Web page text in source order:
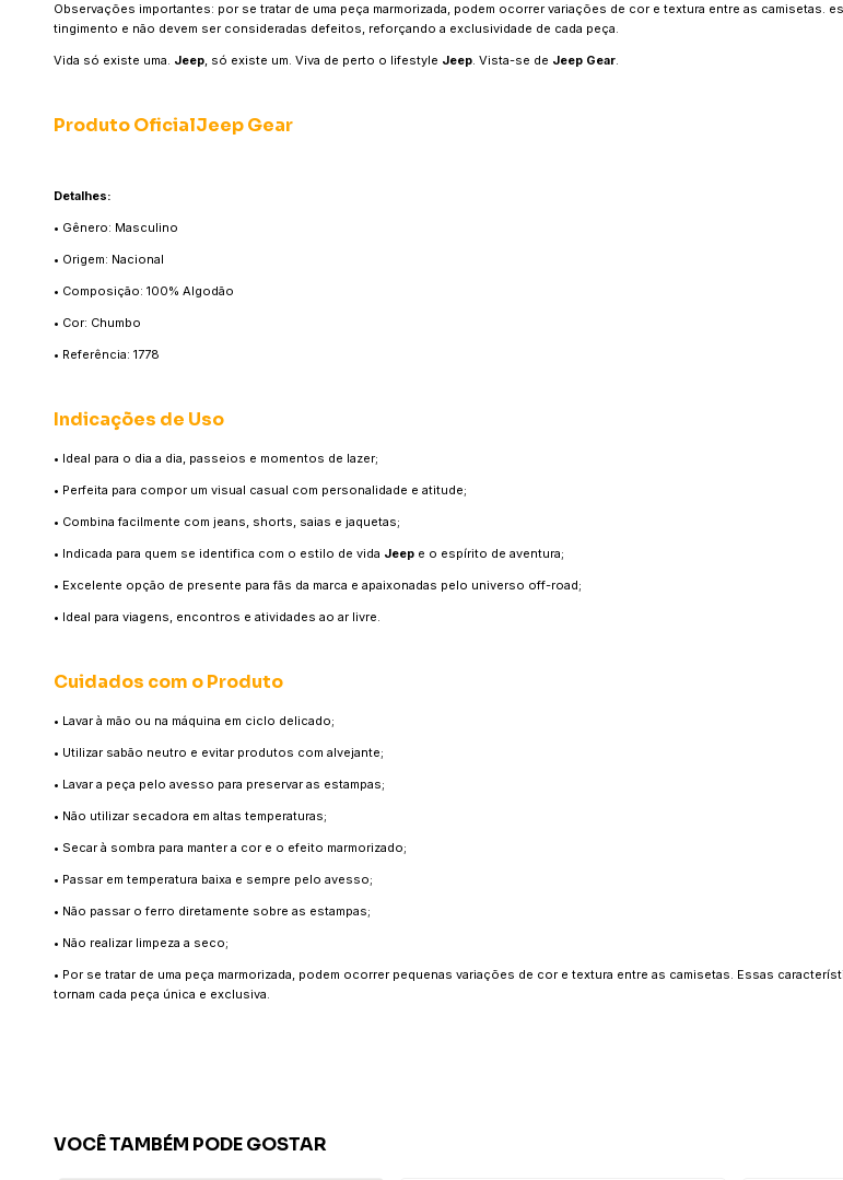
Observações importantes: por se tratar de uma peça marmorizada, podem ocorrer variações de cor e textura entre as camisetas.
tingimento e não devem ser consideradas defeitos, reforçando a exclusividade de cada peça.
Vida só existe uma. Jeep, só existe um. Viva de perto o lifestyle Jeep. Vista-se de Jeep Gear.
Produto OficialJeep Gear
Detalhes:
• Gênero: Masculino
• Origem: Nacional
• Composição: 100% Algodão
• Cor: Chumbo
• Referência: 1778
Indicações de Uso
• Ideal para o dia a dia, passeios e momentos de lazer;
• Perfeita para compor um visual casual com personalidade e atitude;
• Combina facilmente com jeans, shorts, saias e jaquetas;
• Indicada para quem se identifica com o estilo de vida Jeepe o espírito de aventura;
• Excelente opção de presente para fãs da marca e apaixonadas pelo universo off-road;
• Ideal para viagens, encontros e atividades ao ar livre.
Cuidados com o Produto
• Lavar à mão ou na máquina em ciclo delicado;
• Utilizar sabão neutro e evitar produtos com alvejante;
• Lavar a peça pelo avesso para preservar as estampas;
• Não utilizar secadora em altas temperaturas;
• Secar à sombra para manter a cor e o efeito marmorizado;
• Passar em temperatura baixa e sempre pelo avesso;
• Não passar o ferro diretamente sobre as estampas;
• Não realizar limpeza a seco;
• Por se tratar de uma peça marmorizada, podem ocorrer pequenas variações de cor e textura entre as camisetas. Essas
tornam cada peça única e exclusiva.
VOCÊ TAMBÉM PODE GOSTAR